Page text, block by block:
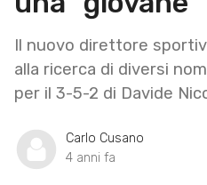
Il nuovo direttore
alla ricerca di diversi
per il 3-5-2 di Davide
Carlo Cusano
4 anni fa